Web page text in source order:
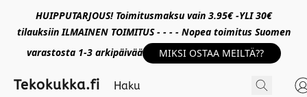
HUIPPUTARJOUS! Toimitusmaksu vain 3.95€ -YLI 30€
tilauksiin ILMAINEN TOIMITUS - - - - Nopea toimitus Suomen
varastosta 1-3 arkipäivää
MIKSI OSTAA MEILTÄ??
Tekokukka.fi